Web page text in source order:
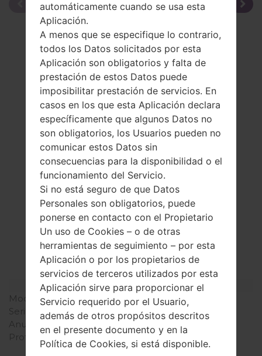
La especificación
LGKG920(LGKG920)
Modelo y sus características
Modelo
LGKG920
Serie
LG Others
Anunciado
2006
Profundidad
18 milímetros (0.79
pulgadas)
automáticamente cuando se usa esta
Aplicación.
A menos que se especifique lo contrario,
todos los Datos solicitados por esta
Aplicación son obligatorios y falta de
prestación de estos Datos puede
imposibilitar prestación de servicios. En
casos en los que esta Aplicación declara
específicamente que algunos Datos no
son obligatorios, los Usuarios pueden no
comunicar estos Datos sin
consecuencias para la disponibilidad o el
funcionamiento del Servicio.
Si no está seguro de que Datos
Personales son obligatorios, puede
ponerse en contacto con el Propietario
Un uso de Cookies – o de otras
herramientas de seguimiento – por esta
Aplicación o por los propietarios de
servicios de terceros utilizados por esta
Aplicación sirve para proporcionar el
Servicio requerido por el Usuario,
además de otros propósitos descritos
en el presente documento y en la
Política de Cookies, si está disponible.